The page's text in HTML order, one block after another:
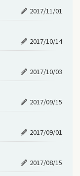
2017/11/01
2017/10/14
2017/10/03
2017/09/15
2017/09/01
2017/08/15